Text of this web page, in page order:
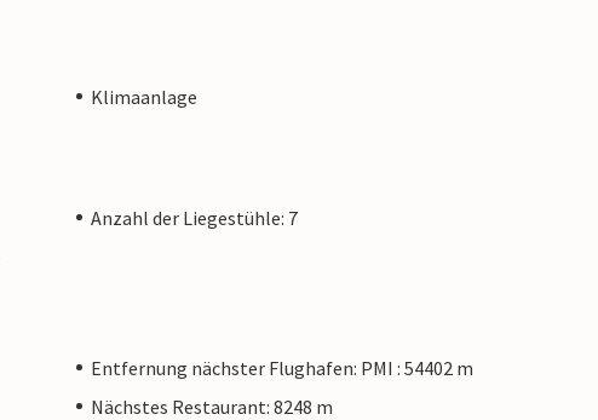
Klimaanlage
Anzahl der Liegestühle: 7
Entfernung nächster Flughafen: PMI : 54402 m
Nächstes Restaurant: 8248 m